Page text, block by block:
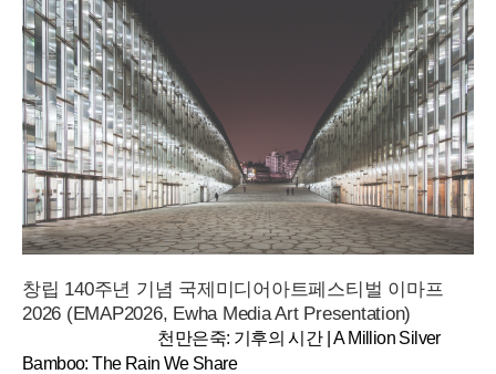
창립 140주년 기념 국제미디어아트페스티벌 이마프
2026 (EMAP2026, Ewha Media Art Presentation)
천만은죽: 기후의 시간 | A Million Silver
Bamboo: The Rain We Share